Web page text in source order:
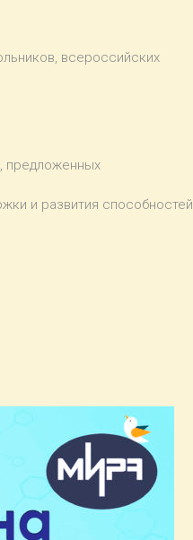
всероссийских
предложенных
и развития способностей